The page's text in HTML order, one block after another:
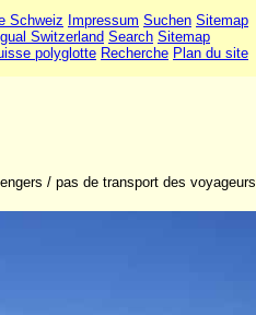
Schweiz Impressum Suchen Sitemap
Switzerland Search Sitemap
polyglotte Recherche Plan du site
/ pas de transport des voyageurs